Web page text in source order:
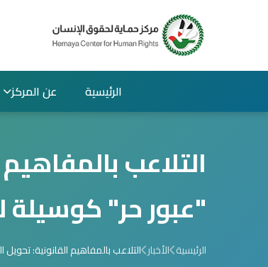
الرئيسية عن المركز
التلاعب
"عبور حر" كوسيلة
الرئيسية الأخبار التلاعب بالمفاهيم القانونية: تحويل